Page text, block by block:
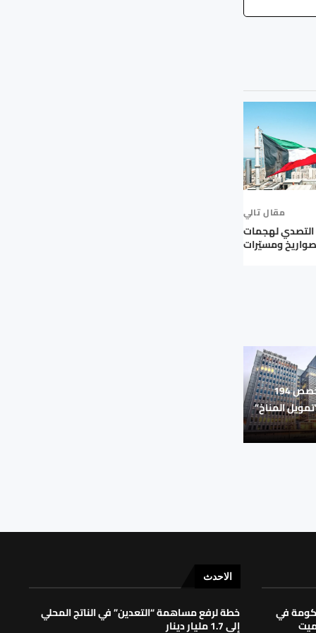
مقال تالي
التصدي لهجمات
ومسيّرات
البنك الدولي يخصص 194
المناخ”
في
الاحدث
خطة لرفع مساهمة “التعدين” في الناتج المحلي
إلى 1.7 مليار دينار